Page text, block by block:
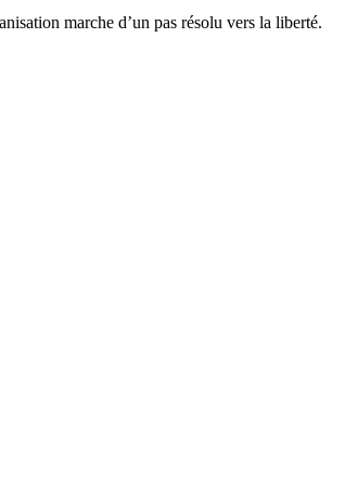
marche d’un pas résolu vers la liberté.